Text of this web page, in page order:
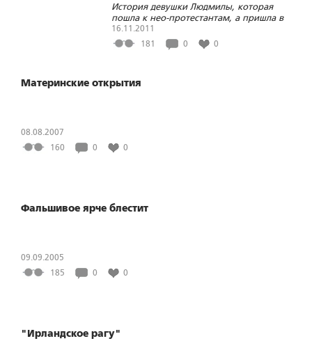
История девушки Людмилы, которая
пошла к нео-протестантам, а пришла в
Церковь, рассказанная ею самой
16.11.2011
181
0 0
Материнские открытия
08.08.2007
160
0 0
Фальшивое ярче блестит
09.09.2005
185
0 0
"Ирландское рагу"